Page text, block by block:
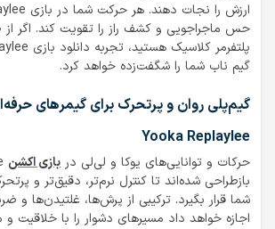
حس ماجراجویی و کشف راز را تقویت کند. اگر از
گیم ناب شما را شگفت‌زده خواهد کرد.
گیم‌پلی روان و پرتحرک برای گیمرهای
Yooka Replaylee
حرکات و توانایی‌های یوکا و لی‌لی در بازی اکشن
بازطراحی شده‌اند تا کنترل نرم‌تر، دقیق‌تر و
شما قرار بگیرد. ترکیبی از پرش‌ها، غلتیدن‌ها و
اجازه خواهد داد مسیرهای دشوار را با خلاقیت